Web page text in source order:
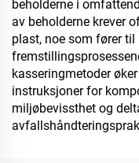
beholderne i
av beholderne krever
plast, noe som fører
kasseringmetoder
instruksjoner for
miljøbevissthet og